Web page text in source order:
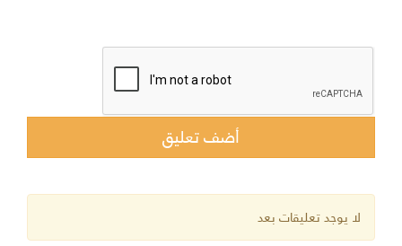
لا يوجد تعليقات بعد